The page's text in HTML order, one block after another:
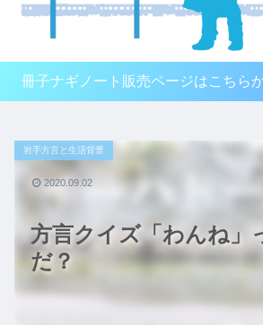
冊子ナギノート販売ページはこちら
方言クイズ「わんね」
だ？
岩手方言と生活背景
2020.09.02